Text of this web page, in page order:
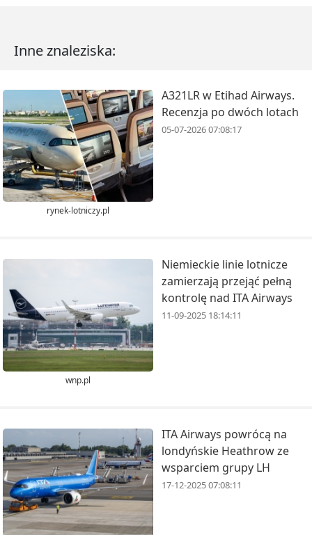
Inne znaleziska:
rynek-lotniczy.pl
A321LR w Etihad Airways.
Recenzja po dwóch lotach
05-07-2026 07:08:17
wnp.pl
Niemieckie linie lotnicze
zamierzają przejąć pełną
kontrolę nad ITA Airways
11-09-2025 18:14:11
ITA Airways powrócą na
londyńskie Heathrow ze
wsparciem grupy LH
17-12-2025 07:08:11